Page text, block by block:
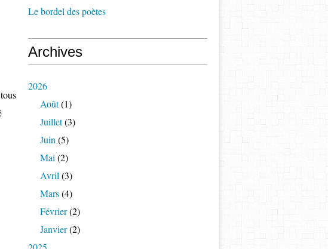
Le bordel des poètes
Archives
2026
Août(1)
Juillet(3)
Juin (5)
Mai (2)
Avril (3)
Mars(4)
Février(2)
Janvier(2)